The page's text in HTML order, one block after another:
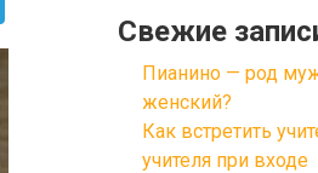
Свежие
Пианино — род
женский?
Как встретить
учителя при входе